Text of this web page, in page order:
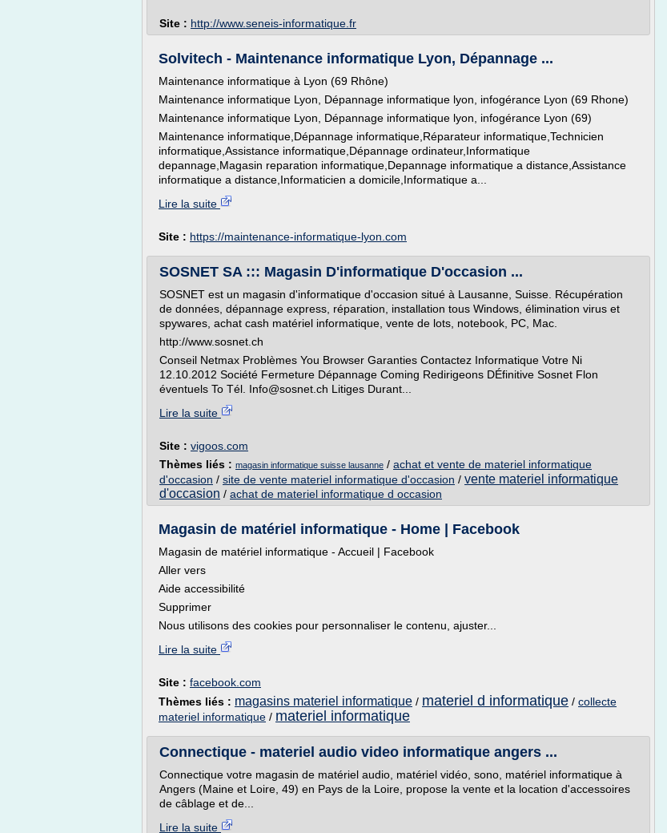
Site : http://www.seneis-informatique.fr
Solvitech - Maintenance informatique Lyon, Dépannage ...
Maintenance informatique à Lyon (69 Rhône)
Maintenance informatique Lyon, Dépannage informatique lyon, infogérance Lyon (69 Rhone)
Maintenance informatique Lyon, Dépannage informatique lyon, infogérance Lyon (69)
Maintenance informatique,Dépannage informatique,Réparateur informatique,Technicien
informatique,Assistance informatique,Dépannage ordinateur,Informatique
depannage,Magasin reparation informatique,Depannage informatique a distance,Assistance
informatique a distance,Informaticien a domicile,Informatique a...
Lire la suite
Site : https://maintenance-informatique-lyon.com
SOSNET SA ::: Magasin D'informatique D'occasion ...
SOSNET est un magasin d'informatique d'occasion situé à Lausanne, Suisse. Récupération
de données, dépannage express, réparation, installation tous Windows, élimination virus et
spywares, achat cash matériel informatique, vente de lots, notebook, PC, Mac.
http://www.sosnet.ch
Conseil Netmax Problèmes You Browser Garanties Contactez Informatique Votre Ni
12.10.2012 Société Fermeture Dépannage Coming Redirigeons DÉfinitive Sosnet Flon
éventuels To Tél. Info@sosnet.ch Litiges Durant...
Lire la suite
Site : vigoos.com
Thèmes liés : magasin informatique suisse lausanne / achat et vente de materiel informatique
d'occasion / site de vente materiel informatique d'occasion / vente materiel informatique
d'occasion / achat de materiel informatique d occasion
Magasin de matériel informatique - Home | Facebook
Magasin de matériel informatique - Accueil | Facebook
Aller vers
Aide accessibilité
Supprimer
Nous utilisons des cookies pour personnaliser le contenu, ajuster...
Lire la suite
Site : facebook.com
Thèmes liés : magasins materiel informatique / materiel d informatique / collecte
materiel informatique / materiel informatique
Connectique - materiel audio video informatique angers ...
Connectique votre magasin de matériel audio, matériel vidéo, sono, matériel informatique à
Angers (Maine et Loire, 49) en Pays de la Loire, propose la vente et la location d'accessoires
de câblage et de...
Lire la suite